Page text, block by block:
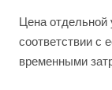
Цена отдельной
соответствии с
временными